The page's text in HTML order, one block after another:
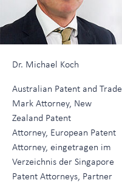
Dr. Michael Koch
Australian Patent and Trade
Mark Attorney, New
Zealand Patent
Attorney, European Patent
Attorney, eingetragen im
Verzeichnis der Singapore
Patent Attorneys, Partner